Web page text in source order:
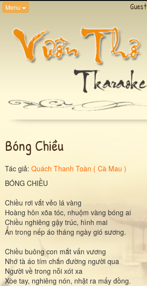
Menu Guest
Bóng Chiều
Tác giả: Quách Thanh Toàn ( Cà Mau )
BÓNG CHIỀU
Chiều rơi vắt vẻo lá vàng
Hoàng hôn xõa tóc, nhuộm vàng bóng ai
Chiều nghiêng gậy trúc, hình mai
Ẩn trong nếp áo tháng ngày gió sương.
Chiều buông con mắt vấn vương
Nhớ tà áo tím chắn đường người qua
Người về trong nỗi xót xa
Xòe tay, nghiêng nón, nhặt ra mấy đồng.